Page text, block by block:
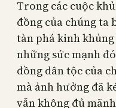
Trong các cuộc
đồng của chúng ta
tàn phá kinh
những sức mạnh
đồng dân tộc của
mà ảnh hưởng đã
vẫn không đủ